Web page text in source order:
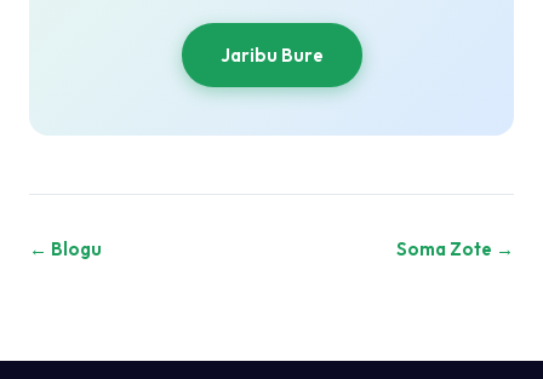
Jaribu Bure
← Blogu Soma Zote →